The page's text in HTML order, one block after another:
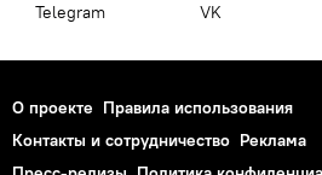
Telegram VK
О проекте Правила использования
Контакты и сотрудничество Реклама